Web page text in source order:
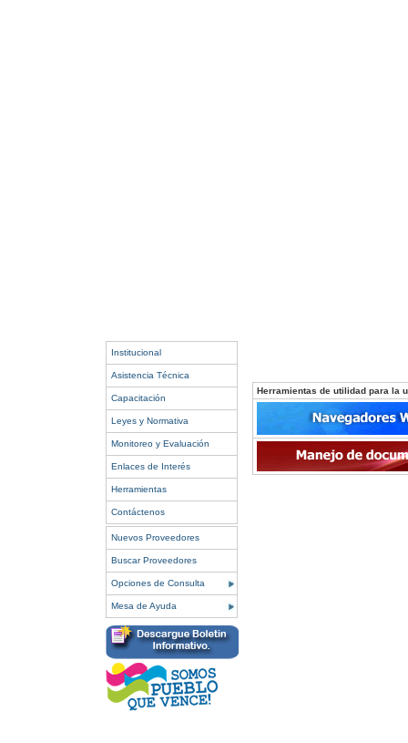
Institucional
Asistencia Técnica
Capacitación
Leyes y Normativa
Monitoreo y Evaluación
Enlaces de Interés
Herramientas
Contáctenos
Nuevos Proveedores
Buscar Proveedores
Opciones de Consulta
Mesa de Ayuda
Herramientas de utilidad para la